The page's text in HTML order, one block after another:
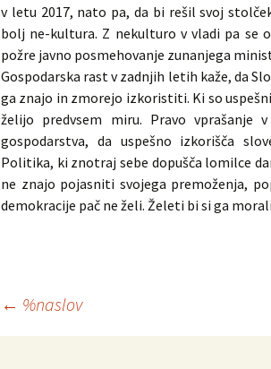
v letu 2017, nato pa, da bi rešil svoj
bolj ne-kultura. Z nekulturo v vladi pa se
požre javno posmehovanje zunanjega
Gospodarska rast v zadnjih letih kaže, da
ga znajo in zmorejo izkoristiti. Ki so
želijo predvsem miru. Pravo
gospodarstva, da uspešno izkorišča
Politika, ki znotraj sebe dopušča lomilce
ne znajo pojasniti svojega premoženja,
demokracije pač ne želi. Želeti bi si ga
← %naslov